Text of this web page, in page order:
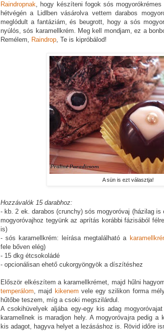
Raindropnak, hogy készíteni fogok sós
hétvégén a Lidlben vásárolva vettem darabos
meglódult a fantáziám, és beugrott, hogy a sós
nyúlós, sós karamellkrém. Meg kell mondjam, ez a
Remélem, Raindrop, Te is kipróbálod!
A sün is ezt választja!
Hozzávalók 15 darabhoz:
- kb. 2 ek. darabos (crunchy) sós mogyoróvaj (házilag
mogyoróvajhoz tegyünk az aprítás korábbi fázisából
is)
- sós karamellkrém: leírása megtalálható a
fele bőven elég)
- 15 dkg étcsokoládé
- opcionálisan ehető cukorgyöngyök a díszítéshez
Először elkészítem a karamellkrémet, majd hűlni
temperálom, majd kikenem vele egy szilikon forma
hűtőbe teszem, míg a csoki megszilárdul.
A csokihüvelyek aljába egy-egy kis adag
karamellnek is maradjon hely. A mogyoróvajra pedig a
kis adagot, hagyva helyet a lezásáshoz is. Rövid időre